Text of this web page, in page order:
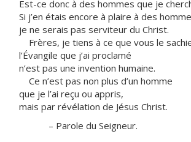
Est-ce donc à des hommes que je
Si j’en étais encore à plaire à des
je ne serais pas serviteur du Christ.
Frères, je tiens à ce que vous le
l’Évangile que j’ai proclamé
n’est pas une invention humaine.
Ce n’est pas non plus d’un homme
que je l’ai reçu ou appris,
mais par révélation de Jésus Christ.
– Parole du Seigneur.